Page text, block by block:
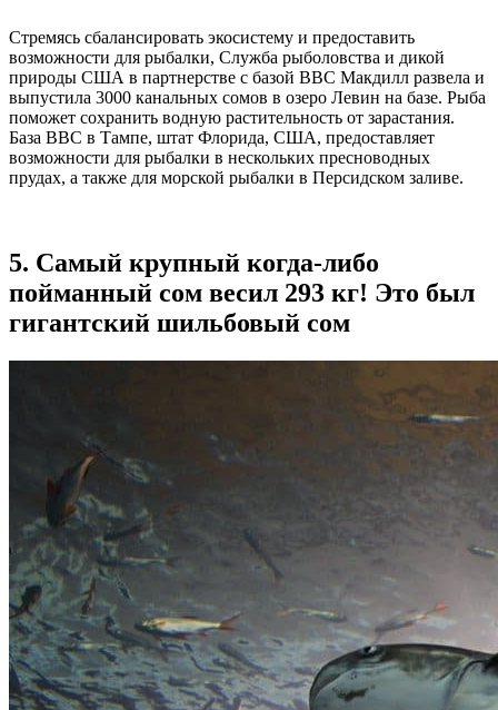
Стремясь сбалансировать экосистему и предоставить
возможности для рыбалки, Служба рыболовства и дикой
природы США в партнерстве с базой ВВС Макдилл развела и
выпустила 3000 канальных сомов в озеро Левин на базе. Рыба
поможет сохранить водную растительность от зарастания.
База ВВС в Тампе, штат Флорида, США, предоставляет
возможности для рыбалки в нескольких пресноводных
прудах, а также для морской рыбалки в Персидском заливе.
5. Самый крупный когда-либо
пойманный сом весил 293 кг! Это был
гигантский шильбовый сом